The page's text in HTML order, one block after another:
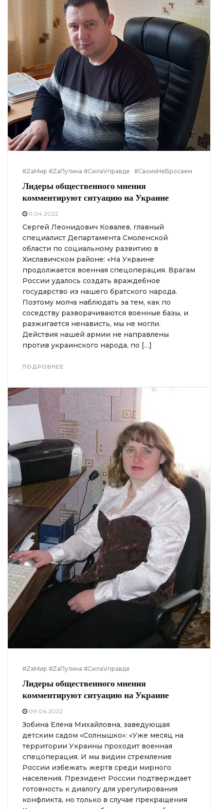
#ZаМир #ZаПутина #СилаVправде #СвоихНеБросаем
Лидеры общественного мнения
комментируют ситуацию на Украине
11.04.2022
Сергей Леонидович Ковалев, главный
специалист Департамента Смоленской
области по социальному развитию в
Хиславичском районе: «На Украине
продолжается военная спецоперация. Врагам
России удалось создать враждебное
государство из нашего братского народа.
Поэтому молча наблюдать за тем, как по
соседству разворачиваются военные базы, и
разжигается ненависть, мы не могли.
Действия нашей армии не направлены
против украинского народа, по […]
ПОДРОБНЕЕ
#ZаМир #ZаПутина #СилаVправде
Лидеры общественного мнения
комментируют ситуацию на Украине
09.04.2022
Зобина Елена Михайловна, заведующая
детским садом «Солнышко»: «Уже месяц на
территории Украины проходит военная
спецоперация. И мы видим стремление
России избежать жертв среди мирного
населения. Президент России подтверждает
готовность к диалогу для урегулирования
конфликта, но только в случае прекращения